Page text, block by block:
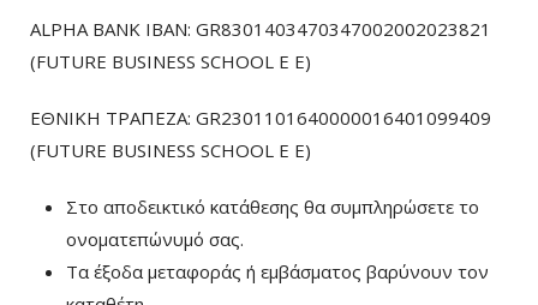
ALPHA BANK IBAN: GR8301403470347002002023821
(FUTURE BUSINESS SCHOOL E E)
ΕΘΝΙΚΗ ΤΡΑΠΕΖΑ: GR2301101640000016401099409
(FUTURE BUSINESS SCHOOL E E)
Στο αποδεικτικό κατάθεσης θα συμπληρώσετε το
ονοματεπώνυμό σας.
Τα έξοδα μεταφοράς ή εμβάσματος βαρύνουν τον